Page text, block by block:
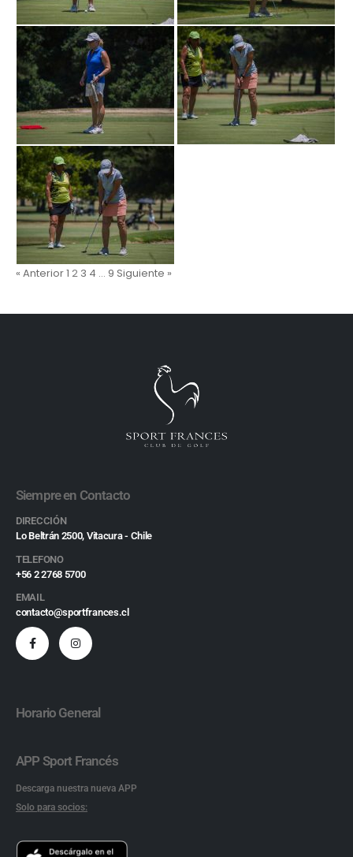
« Anterior1 2 3 4 … 9 Siguiente »
Siempre en Contacto
DIRECCIÓN
Lo Beltrán 2500, Vitacura - Chile
TELEFONO
+56 2 2768 5700
EMAIL
contacto@sportfrances.cl
Horario General
APP Sport Francés
Descarga nuestra nueva APP
Solo para socios: